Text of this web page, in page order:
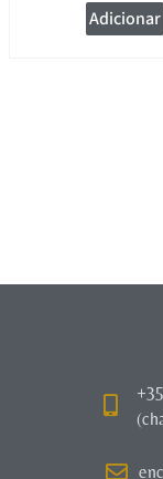
Adicionar